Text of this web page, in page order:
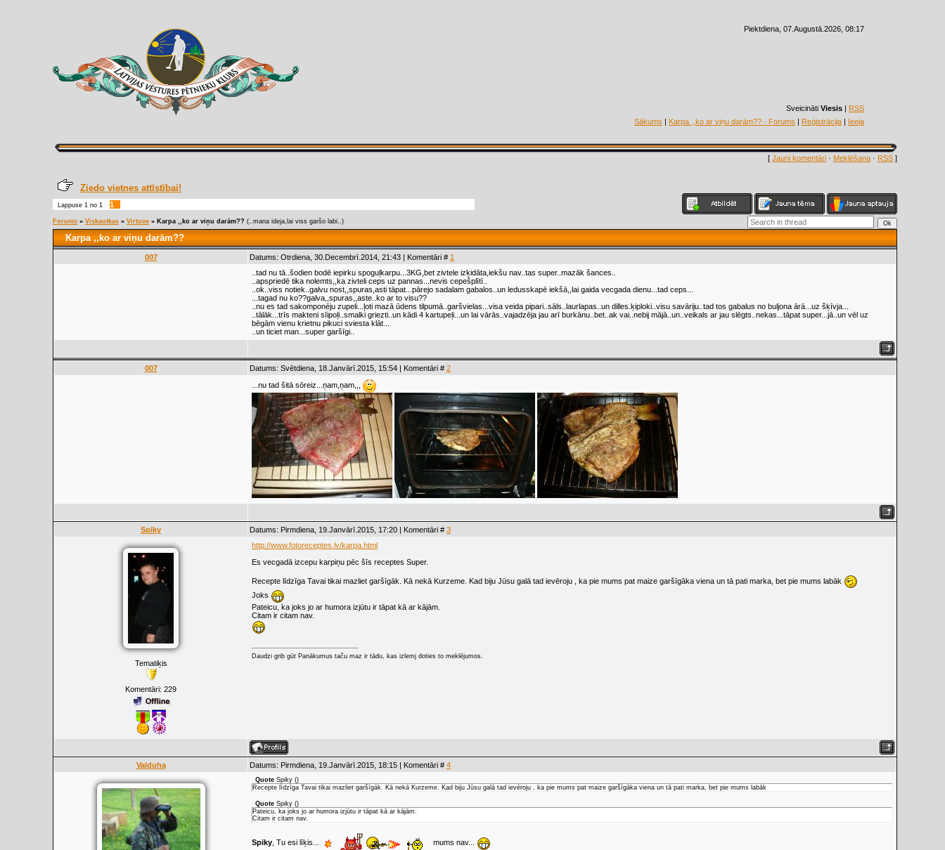
Piektdiena, 07.Augustā.2026, 08:17
Sveicināti Viesis | RSS
Sākums | Karpa ,,ko ar viņu darām?? - Forums | Reģistrācija | Ieeja
[ Jauni komentāri · Meklēšana · RSS ]
Ziedo vietnes attīstībai!
Lappuse 1 no 1 1
Forums » Viskautkas » Virtuve » Karpa ,,ko ar viņu darām?? (..mana ideja,lai viss garšo labi..)
Karpa ,,ko ar viņu darām??
007 Datums: Otrdiena, 30.Decembrī.2014, 21:43 | Komentāri # 1
..tad nu tā..šodien bodē iepirku spoguļkarpu...3KG,bet zivtele izķidāta,iekšu nav..tas super..mazāk šances..
..apspriedē tika nolemts,,ka zivteli ceps uz pannas...nevis cepešplītī..
..ok..viss notiek..galvu nost,,spuras,asti tāpat...pārejo sadalam gabalos..un ledusskapē iekšā,,lai gaida vecgada dienu...tad ceps...
...tagad nu ko??galva,,spuras,,aste..ko ar to visu??
..nu es tad sakomponēju zupeli...ļoti mazā ūdens tilpumā..garšvielas...visa veida pipari..sāls..laurlapas..un dilles.ķiploki..visu savāriju..tad tos gabalus no buljona ārā...uz šķīvja...
..tālāk...trīs makteni sīipoļi..smalki griezti..un kādi 4 kartupeļi...un lai vārās..vajadzēja jau arī burkānu..bet..ak vai..nebij mājā..un..veikals ar jau slēgts..nekas...tāpat super...jā..un vēl uz
bēgām vienu krietnu pikuci sviesta klāt...
..un ticiet man...super garšīgi..
007 Datums: Svētdiena, 18.Janvārī.2015, 15:54 | Komentāri # 2
...nu tad šitā sōreiz...ņam,ņam,,,
Spiky Datums: Pirmdiena, 19.Janvārī.2015, 17:20 | Komentāri # 3
Tematiķis
Komentāri: 229
http://www.fotoreceptes.lv/karpa.html
Es vecgadā izcepu karpiņu pēc šīs receptes Super.
Recepte līdzīga Tavai tikai mazliet garšīgāk. Kā nekā Kurzeme. Kad biju Jūsu galā tad ievēroju , ka pie mums pat maize garšīgāka viena un tā pati marka, bet pie mums labāk
Joks
Pateicu, ka joks jo ar humora izjūtu ir tāpat kā ar kājām.
Citam ir citam nav.
Daudzi grib gūt Panākumus taču maz ir tādu, kas izlemj doties to meklējumos.
Valduha Datums: Pirmdiena, 19.Janvārī.2015, 18:15 | Komentāri # 4
Quote Spiky ()
Recepte līdzīga Tavai tikai mazliet garšīgāk. Kā nekā Kurzeme. Kad biju Jūsu galā tad ievēroju , ka pie mums pat maize garšīgāka viena un tā pati marka, bet pie mums labāk
Quote Spiky ()
Pateicu, ka joks jo ar humora izjūtu ir tāpat kā ar kājām.
Citam ir citam nav.
Spiky , Tu esi līķis... mums nav...